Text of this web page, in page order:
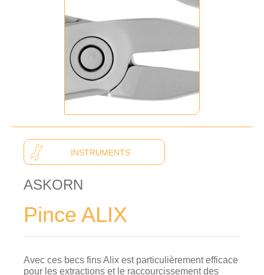
INSTRUMENTS
ASKORN
Pince ALIX
Avec ces becs fins Alix est particulièrement efficace
pour les extractions et le raccourcissement des